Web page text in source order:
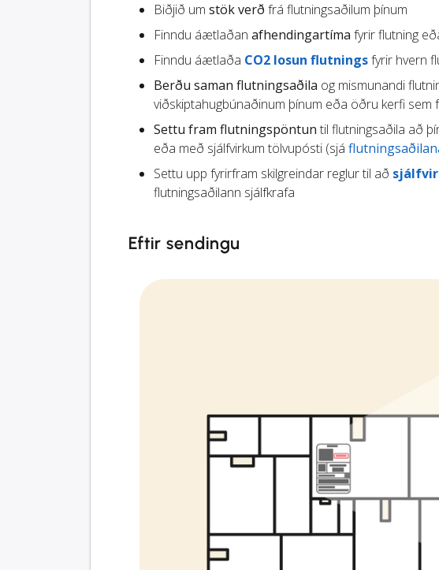
Biðjið um stök verð frá flutningsaðilum þínum
Finndu áætlaðan afhendingartíma fyrir flutning
Finndu áætlaða CO2 losun flutningsfyrir hvern
Berðu saman flutningsaðila og mismunandi
viðskiptahugbúnaðinum þínum eða öðru kerfi
Settu fram flutningspöntun til flutningsaðila að
eða með sjálfvirkum tölvupósti (sjá
Settu upp fyrirfram skilgreindar reglur til að
flutningsaðilann sjálfkrafa
Eftir sendingu